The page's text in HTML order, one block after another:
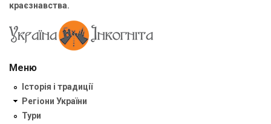
краєзнавства.
Меню
Історія і традиції
Регіони України
Тури